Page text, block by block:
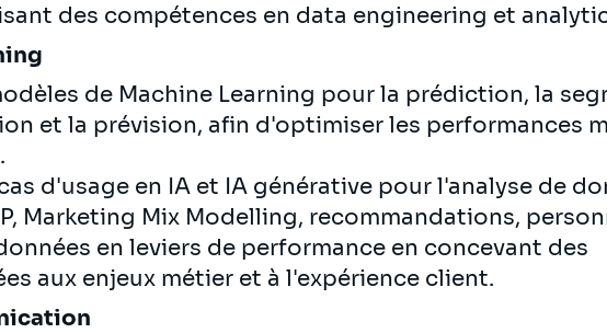
des compétences en data engineering et
de Machine Learning pour la prédiction, la
et la prévision, afin d'optimiser les performances
d'usage en IA et IA générative pour l'analyse de
Marketing Mix Modelling, recommandations,
en leviers de performance en concevant des
aux enjeux métier et à l'expérience client.